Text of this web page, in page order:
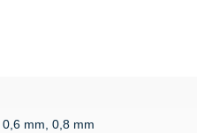
mm, 0,8 mm